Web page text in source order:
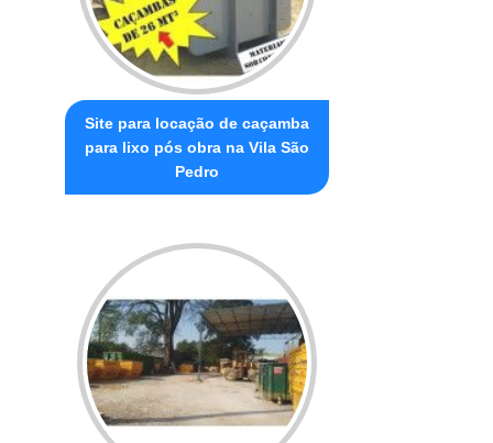
Site para locação de caçamba
para lixo pós obra na Vila São
Pedro